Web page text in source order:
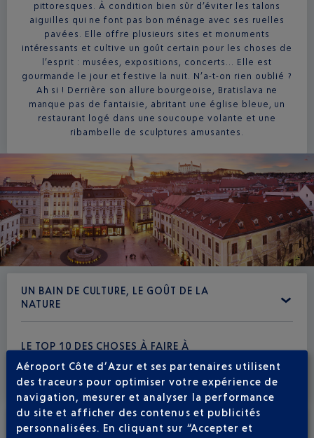
pittoresques. À condition bien sûr d’éviter les talons
aiguilles qui ne font pas bon ménage avec ses ruelles
pavées. Elle offre plusieurs sites et monuments
intéressants et cultive un goût certain pour les choses de
l’esprit : musées, expositions, concerts… Elle est
gourmande le jour et festive la nuit. N’a-t-on rien oublié ?
Ah si ! Derrière son allure bourgeoise, Bratislava ne
manque pas de fantaisie, abritant une église bleue, un
restaurant logé dans une soucoupe volante et une
ribambelle de sculptures amusantes.
UN BAIN DE CULTURE, LE GOÛT DE LA
NATURE
LE TOP 10 DES CHOSES À FAIRE À
BRATISLAVA
Aéroport Côte d’Azur et ses partenaires utilisent
des traceurs pour optimiser votre expérience de
navigation, mesurer et analyser la performance
du site et afficher des contenus et publicités
personnalisées. En cliquant sur “Accepter et